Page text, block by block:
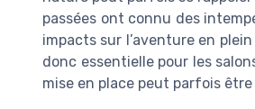
passées ont connu des
impacts sur l’aventure en
donc essentielle pour les
mise en place peut parfois être